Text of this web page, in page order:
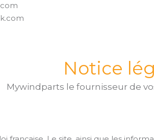
Notice
Mywindparts le fournisseur de